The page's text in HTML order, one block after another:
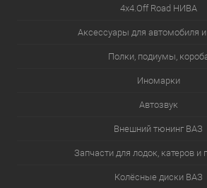
4х4.Off Road НИВА
Аксессуары для автомобиля
Полки, подиумы,
Иномарки
Автозвук
Внешний тюнинг ВАЗ
Запчасти для лодок, катеров и
Колёсные диски ВАЗ